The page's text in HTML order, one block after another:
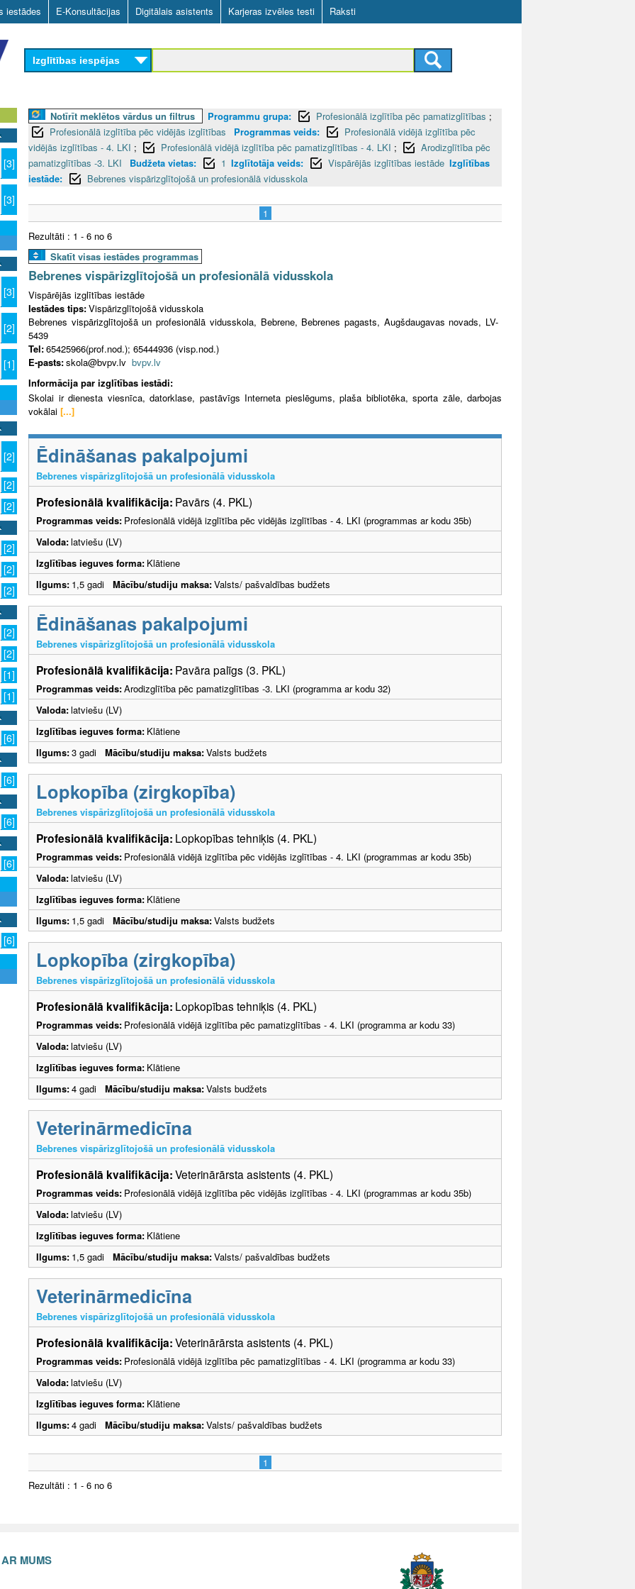
Skip
to
main
content
iestādes E-Konsultācijas Digitālais asistents Karjeras izvēles testi Raksti
Izglītības iespējas
[3]
[3]
[3]
[2]
[1]
[2]
[2]
[2]
[2]
[2]
[2]
[2]
[2]
[1]
[1]
[6]
[6]
[6]
[6]
[6]
Notīrīt meklētos vārdus un filtrus Programmu grupa: Profesionālā izglītība pēc pamatizglītības ;
Profesionālā izglītība pēc vidējās izglītības
Programmas veids:
Profesionālā vidējā izglītība pēc
vidējās izglītības - 4. LKI ; Profesionālā vidējā izglītība pēc pamatizglītības - 4. LKI ;
Arodizglītība pēc
pamatizglītības -3. LKI
Budžeta vietas: 1 Izglītotāja veids: Vispārējās izglītības iestāde Izglītības
iestāde:
Bebrenes vispārizglītojošā un profesionālā vidusskola
1
Rezultāti : 1 - 6 no 6
Skatīt visas iestādes programmas
Bebrenes vispārizglītojošā un profesionālā vidusskola
Vispārējās izglītības iestāde
Iestādes tips:Vispārizglītojošā vidusskola
Bebrenes vispārizglītojošā un profesionālā vidusskola, Bebrene, Bebrenes pagasts, Augšdaugavas novads, LV-
5439
Tel:65425966(prof.nod.); 65444936 (visp.nod.)
E-pasts:skola@bvpv.lv bvpv.lv
Informācija par izglītības iestādi:
Skolai ir dienesta viesnīca, datorklase, pastāvīgs Interneta pieslēgums, plaša bibliotēka, sporta zāle, darbojas
vokālai [...]
Ēdināšanas pakalpojumi
Bebrenes vispārizglītojošā un profesionālā vidusskola
Profesionālā kvalifikācija: Pavārs (4. PKL)
Programmas veids: Profesionālā vidējā izglītība pēc vidējās izglītības - 4. LKI (programmas ar kodu 35b)
Valoda:latviešu (LV)
Izglītības ieguves forma: Klātiene
Ilgums: 1,5 gadi Mācību/studiju maksa:Valsts/ pašvaldības budžets
Ēdināšanas pakalpojumi
Bebrenes vispārizglītojošā un profesionālā vidusskola
Profesionālā kvalifikācija: Pavāra palīgs (3. PKL)
Programmas veids:Arodizglītība pēc pamatizglītības -3. LKI (programma ar kodu 32)
Valoda:latviešu (LV)
Izglītības ieguves forma: Klātiene
Ilgums:3 gadi Mācību/studiju maksa:Valsts budžets
Lopkopība (zirgkopība)
Bebrenes vispārizglītojošā un profesionālā vidusskola
Profesionālā kvalifikācija: Lopkopības tehniķis (4. PKL)
Programmas veids: Profesionālā vidējā izglītība pēc vidējās izglītības - 4. LKI (programmas ar kodu 35b)
Valoda:latviešu (LV)
Izglītības ieguves forma: Klātiene
Ilgums: 1,5 gadi Mācību/studiju maksa:Valsts budžets
Lopkopība (zirgkopība)
Bebrenes vispārizglītojošā un profesionālā vidusskola
Profesionālā kvalifikācija: Lopkopības tehniķis (4. PKL)
Programmas veids: Profesionālā vidējā izglītība pēc pamatizglītības - 4. LKI (programma ar kodu 33)
Valoda:latviešu (LV)
Izglītības ieguves forma: Klātiene
Ilgums:4 gadi Mācību/studiju maksa:Valsts budžets
Veterinārmedicīna
Bebrenes vispārizglītojošā un profesionālā vidusskola
Profesionālā kvalifikācija:Veterinārārsta asistents (4. PKL)
Programmas veids: Profesionālā vidējā izglītība pēc vidējās izglītības - 4. LKI (programmas ar kodu 35b)
Valoda:latviešu (LV)
Izglītības ieguves forma: Klātiene
Ilgums: 1,5 gadi Mācību/studiju maksa:Valsts/ pašvaldības budžets
Veterinārmedicīna
Bebrenes vispārizglītojošā un profesionālā vidusskola
Profesionālā kvalifikācija:Veterinārārsta asistents (4. PKL)
Programmas veids: Profesionālā vidējā izglītība pēc pamatizglītības - 4. LKI (programma ar kodu 33)
Valoda:latviešu (LV)
Izglītības ieguves forma: Klātiene
Ilgums:4 gadi Mācību/studiju maksa:Valsts/ pašvaldības budžets
1
Rezultāti : 1 - 6 no 6
MUMS